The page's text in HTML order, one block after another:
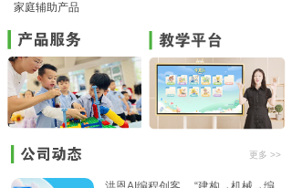
家庭辅助产品
更多 >>